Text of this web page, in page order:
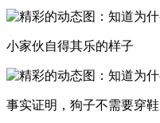
小家伙自得其乐的样子
事实证明，狗子不需要穿鞋